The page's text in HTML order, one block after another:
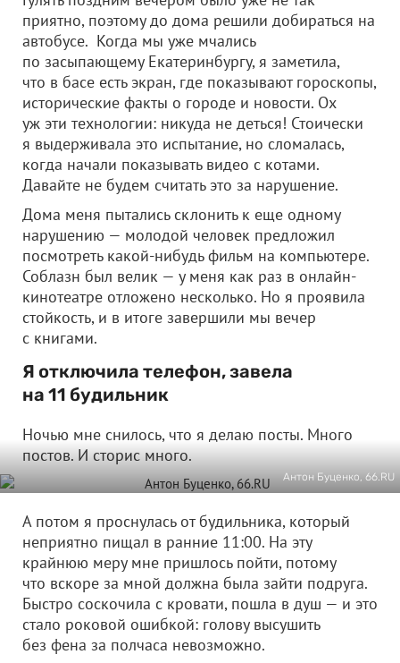
приятно, поэтому до дома решили добираться на
автобусе. Когда мы уже мчались
по засыпающему Екатеринбургу, я заметила,
что в басе есть экран, где показывают гороскопы,
исторические факты о городе и новости. Ох
уж эти технологии: никуда не деться! Стоически
я выдерживала это испытание, но сломалась,
когда начали показывать видео с котами.
Давайте не будем считать это за нарушение.
Дома меня пытались склонить к еще одному
нарушению — молодой человек предложил
посмотреть какой-нибудь фильм на компьютере.
Соблазн был велик — у меня как раз в онлайн-
кинотеатре отложено несколько. Но я проявила
стойкость, и в итоге завершили мы вечер
с книгами.
Я отключила телефон, завела
на 11 будильник
Ночью мне снилось, что я делаю посты. Много
постов. И сторис много.
Антон Буценко, 66.RU
А потом я проснулась от будильника, который
неприятно пищал в ранние 11:00. На эту
крайнюю меру мне пришлось пойти, потому
что вскоре за мной должна была зайти подруга.
Быстро соскочила с кровати, пошла в душ — и это
стало роковой ошибкой: голову высушить
без фена за полчаса невозможно.